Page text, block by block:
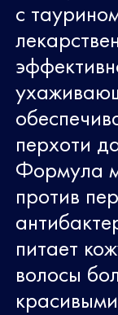
с
перхоти
Формула
против
питает
волосы